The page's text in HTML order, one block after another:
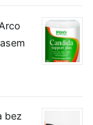
bez